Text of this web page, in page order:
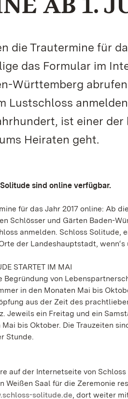
die Trautermine für
das Formular im
Württemberg
Lustschloss
ist einer
Heiraten geht.
sind online verfügbar.
für das Jahr 2017 online: Ab
Schlösser und Gärten Baden-
anmelden. Schloss Solitude,
der Landeshauptstadt, wenn‘s
STARTET IM MAI
von
in den Monaten Mai bis
aus der Zeit des
Jeweils ein Freitag und ein
bis Oktober. Die Trauzeiten
Stunde.
auf der Internetseite von
Saal für die Zeremonie
solitude.de, dort weiter